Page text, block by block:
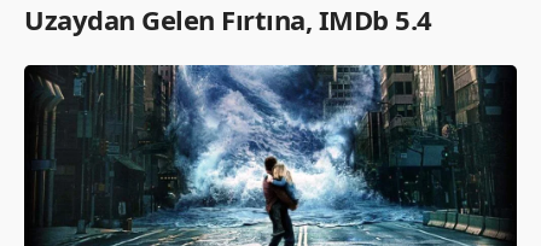
Uzaydan Gelen Fırtına, IMDb 5.4